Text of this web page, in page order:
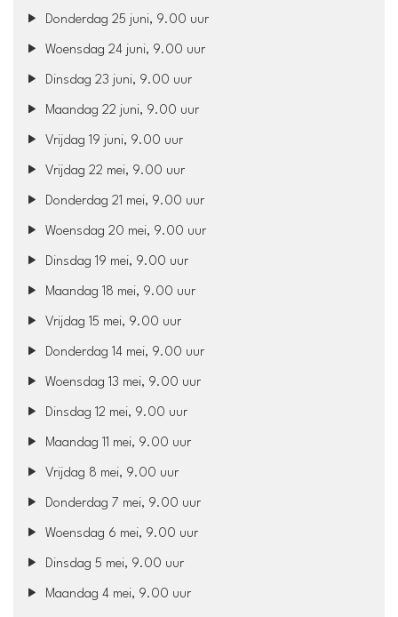
Donderdag 25 juni, 9.00 uur
Woensdag 24 juni, 9.00 uur
Dinsdag 23 juni, 9.00 uur
Maandag 22 juni, 9.00 uur
Vrijdag 19 juni, 9.00 uur
Vrijdag 22 mei, 9.00 uur
Donderdag 21 mei, 9.00 uur
Woensdag 20 mei, 9.00 uur
Dinsdag 19 mei, 9.00 uur
Maandag 18 mei, 9.00 uur
Vrijdag 15 mei, 9.00 uur
Donderdag 14 mei, 9.00 uur
Woensdag 13 mei, 9.00 uur
Dinsdag 12 mei, 9.00 uur
Maandag 11 mei, 9.00 uur
Vrijdag 8 mei, 9.00 uur
Donderdag 7 mei, 9.00 uur
Woensdag 6 mei, 9.00 uur
Dinsdag 5 mei, 9.00 uur
Maandag 4 mei, 9.00 uur